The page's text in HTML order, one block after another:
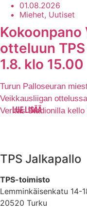
01.08.2026
Miehet, Uutiset
otteluun
1.8. klo 15.00
Turun Palloseuran
Veikkausliigan
Veritas Stadionilla
LUE LISÄÄ
TPS Jalkapallo
TPS-toimisto
Lemminkäisenkatu 14-
20520 Turku